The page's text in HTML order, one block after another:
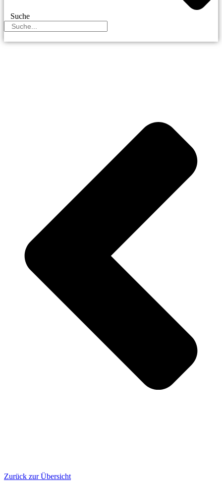
Suche
Zurück zur Übersicht